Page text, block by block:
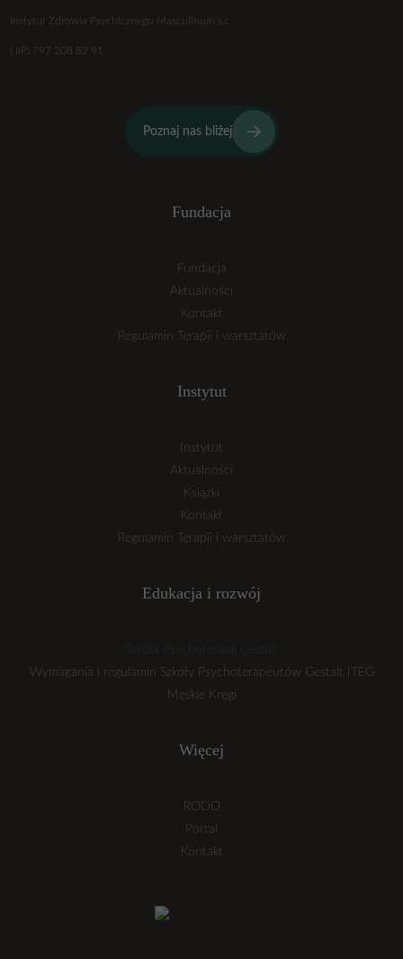
Instytut Zdrowia Psychicznego Masculinum s.c
NIP: 797 208 82 91
Poznaj nas bliżej
Fundacja
Fundacja
Aktualności
Kontakt
Regulamin Terapii i warsztatów
Instytut
Instytut
Aktualności
Książki
Kontakt
Regulamin Terapii i warsztatów
Edukacja i rozwój
Wymagania i regulamin Szkoły Psychoterapeutów Gestalt ITEG
Męskie Kręgi
Więcej
RODO
Portal
Kontakt